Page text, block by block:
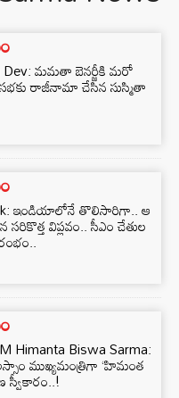
Dev: మమతా బెనర్జీకి మరో
రాజీనామా చేసిన సుస్మితా
ఇండియాలోనే తొలిసారిగా.. ఆ
సరికొత్త విప్లవం.. సీఎం చేతుల
Himanta Biswa Sarma:
ముఖ్యమంత్రిగా ‘హిమంత
స్వీకారం..!